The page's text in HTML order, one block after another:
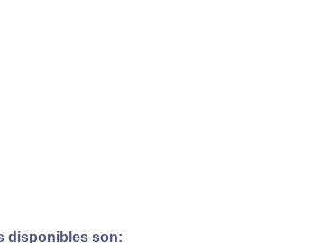
disponibles son: